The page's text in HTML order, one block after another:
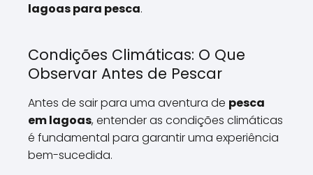
lagoas para pesca.
Condições Climáticas: O Que
Observar Antes de Pescar
Antes de sair para uma aventura de pesca
em lagoas, entender as condições climáticas
é fundamental para garantir uma experiência
bem-sucedida.